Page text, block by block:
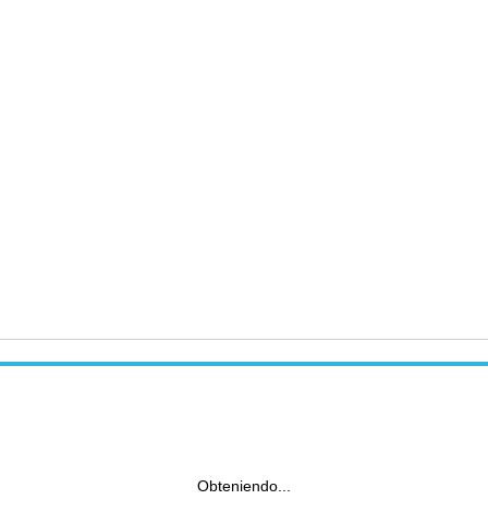
Obteniendo...